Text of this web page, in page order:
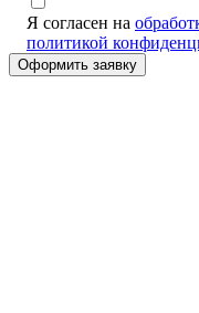
Я согласен на
политикой